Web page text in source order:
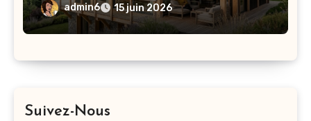
admin6 15 juin 2026
Suivez-Nous